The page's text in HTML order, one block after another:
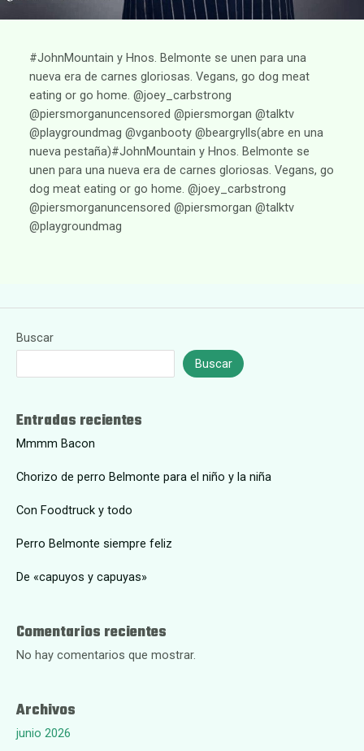
#JohnMountain y Hnos. Belmonte se unen para una
nueva era de carnes gloriosas. Vegans, go dog meat
eating or go home. @joey_carbstrong
@piersmorganuncensored @piersmorgan @talktv
@playgroundmag @vganbooty @beargrylls(abre en una
nueva pestaña)#JohnMountain y Hnos. Belmonte se
unen para una nueva era de carnes gloriosas. Vegans, go
dog meat eating or go home. @joey_carbstrong
@piersmorganuncensored @piersmorgan @talktv
@playgroundmag
Buscar
Buscar
Entradas recientes
Mmmm Bacon
Chorizo de perro Belmonte para el niño y la niña
Con Foodtruck y todo
Perro Belmonte siempre feliz
De «capuyos y capuyas»
Comentarios recientes
No hay comentarios que mostrar.
Archivos
junio 2026